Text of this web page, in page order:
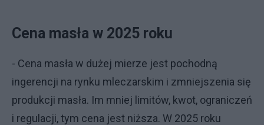
Cena masła w 2025 roku
- Cena masła w dużej mierze jest pochodną
ingerencji na rynku mleczarskim i zmniejszenia się
produkcji masła. Im mniej limitów, kwot, ograniczeń
i regulacji, tym cena jest niższa. W 2025 roku